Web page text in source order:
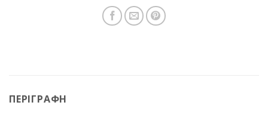
ΠΕΡΙΓΡΑΦΉ